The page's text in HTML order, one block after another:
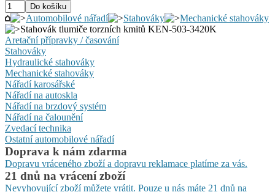
Automobilové nářadí Stahováky
Mechanické stahováky
Stahovák tlumiče torzních kmitů KEN-503-3420K
Aretační přípravky / časování
Stahováky
Hydraulické stahováky
Mechanické stahováky
Nářadí karosářské
Nářadí na autoskla
Nářadí na brzdový systém
Nářadí na čalounění
Zvedací technika
Ostatní automobilové nářadí
Doprava k nám zdarma
Dopravu vráceného zboží a dopravu reklamace platíme za vás.
21 dnů na vrácení zboží
Nevyhovující zboží můžete vrátit. Pouze u nás máte 21 dnů na